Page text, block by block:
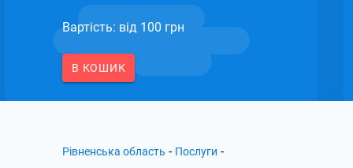
В КОШИК
Вартість: вiд 100 грн
Рівненська область - Послуги -